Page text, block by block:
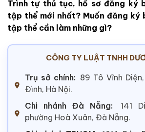
Trình tự thủ tục, hồ sơ đăng ký
tập thể mới nhất? Muốn đăng ký
tập thể cần làm những gì?
CÔNG TY LUẬT TNHH
Trụ sở chính: 89 Tô Vĩnh
Đình, Hà Nội.
Chi nhánh Đà Nẵng:
141
phường Hoà Xuân, Đà Nẵng.